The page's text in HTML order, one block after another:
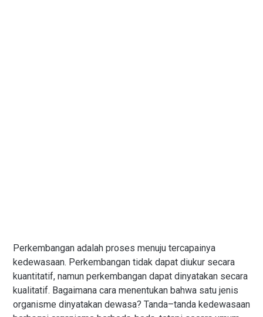
Perkembangan adalah proses menuju tercapainya
kedewasaan. Perkembangan tidak dapat diukur secara
kuantitatif, namun perkembangan dapat dinyatakan secara
kualitatif. Bagaimana cara menentukan bahwa satu jenis
organisme dinyatakan dewasa? Tanda–tanda kedewasaan